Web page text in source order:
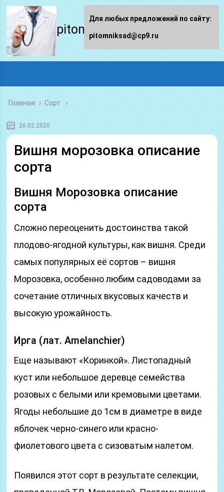
pitomniksad.ru
Главная › Сорт
26.02.2020
Вишня морозовка описание
сорта
Вишня Морозовка описание
сорта
Сложно переоценить достоинства такой
плодово-ягодной культуры, как вишня. Среди
самых популярных её сортов – вишня
Морозовка, особенно любим садоводами за
сочетание отличных вкусовых качеств и
высокую урожайность.
Ирга (лат. Amelanchier)
Еще называют «Коринкой». Листопадный
куст или небольшое деревце семейства
розовых с белыми или кремовыми цветами.
Ягоды небольшие до 1см в диаметре в виде
яблочек черно-синего или красно-
фиолетового цвета с сизоватым налетом.
Появился этот сорт в результате селекции,
Для любых предложений по сайту:
pitomniksad@cp9.ru